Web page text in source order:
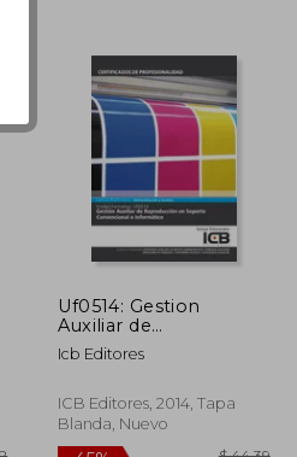
$ 77.32
$ 42.53
45%
dcto.
Uf0514: Gestion
Auxiliar de
Reproduccion en
Soporte Convencional
Icb Editores
ICB Editores, 2014, Tapa
Blanda, Nuevo